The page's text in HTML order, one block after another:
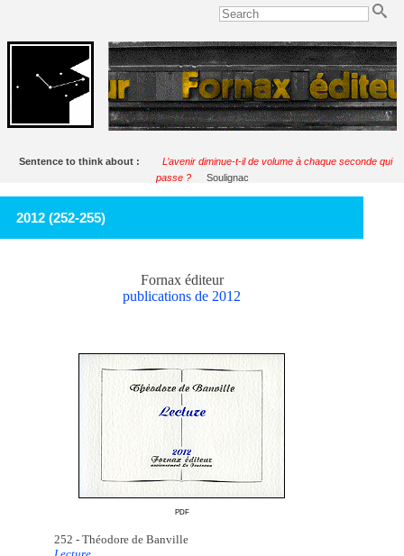
Sentence to think about :
L’avenir diminue-t-il de volume à chaque seconde qui
passe ?
Soulignac
2012 (252-255)
Fornax éditeur
publications de 2012
PDF
252 - Théodore de Banville